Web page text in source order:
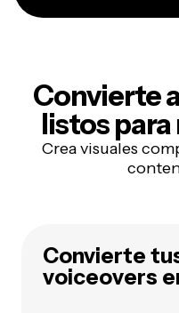
Convierte
listos
Crea visuales
Convierte
voiceovers